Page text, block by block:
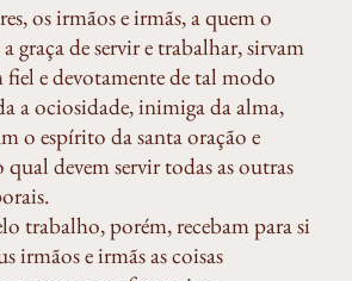
os irmãos e irmãs, a quem o
graça de servir e trabalhar, sirvam
fiel e devotamente de tal modo
a ociosidade, inimiga da alma,
o espírito da santa oração e
qual devem servir todas as outras
trabalho, porém, recebam para si
irmãos e irmãs as coisas